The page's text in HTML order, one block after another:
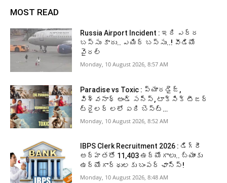
MOST READ
Russia Airport Incident : ఇది ఎర్ర
బస్సు కాదు.. ఎయిర్ బస్సు..! వీడియో
వైరల్
Monday, 10 August 2026, 8:57 AM
Paradise vs Toxic : ప్యారడైజ్,
విశ్వనాథ్ అండ్ సన్స్, టాక్సిక్ టీజర్
ట్రైలర్ లలో ఏది బెస్ట్…
Monday, 10 August 2026, 8:52 AM
IBPS Clerk Recruitment 2026 : డిగ్రీ
అర్హతతో 11,403 ఉద్యోగాలు.. బ్యాంకు
ఉద్యోగార్థులకు బంపర్‌ ఛాన్స్‌!
Monday, 10 August 2026, 8:48 AM